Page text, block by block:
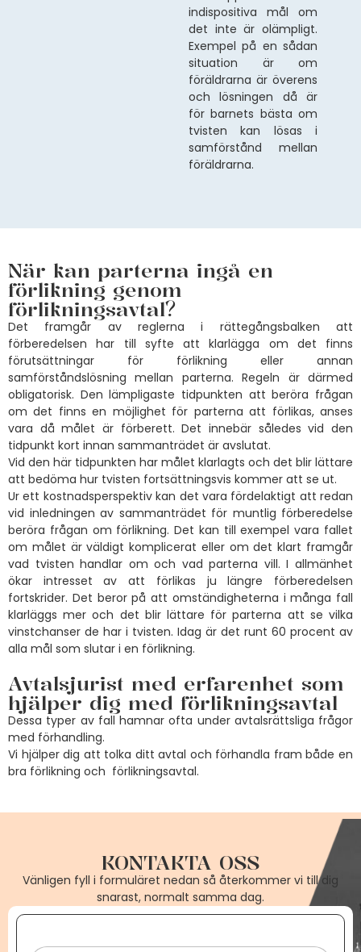
indispositiva mål om
det inte är olämpligt.
Exempel på en sådan
situation är om
föräldrarna är överens
och lösningen då är
för barnets bästa om
tvisten kan lösas i
samförstånd mellan
föräldrarna.
När kan parterna ingå en
förlikning genom
förlikningsavtal?
Det framgår av reglerna i rättegångsbalken att
förberedelsen har till syfte att klarlägga om det finns
förutsättningar för förlikning eller annan
samförståndslösning mellan parterna. Regeln är därmed
obligatorisk. Den lämpligaste tidpunkten att beröra frågan
om det finns en möjlighet för parterna att förlikas, anses
vara då målet är förberett. Det innebär således vid den
tidpunkt kort innan sammanträdet är avslutat.
Vid den här tidpunkten har målet klarlagts och det blir lättare
att bedöma hur tvisten fortsättningsvis kommer att se ut.
Ur ett kostnadsperspektiv kan det vara fördelaktigt att redan
vid inledningen av sammanträdet för muntlig förberedelse
beröra frågan om förlikning. Det kan till exempel vara fallet
om målet är väldigt komplicerat eller om det klart framgår
vad tvisten handlar om och vad parterna vill. I allmänhet
ökar intresset av att förlikas ju längre förberedelsen
fortskrider. Det beror på att omständigheterna i många fall
klarläggs mer och det blir lättare för parterna att se vilka
vinstchanser de har i tvisten. Idag är det runt 60 procent av
alla mål som slutar i en förlikning.
Avtalsjurist med erfarenhet som
hjälper dig med förlikningsavtal
Dessa typer av fall hamnar ofta under avtalsrättsliga frågor
med förhandling.
Vi hjälper dig att tolka ditt avtal och förhandla fram både en
bra förlikning och förlikningsavtal.
KONTAKTA OSS
Vänligen fyll i formuläret nedan så återkommer vi till dig
snarast, normalt samma dag.